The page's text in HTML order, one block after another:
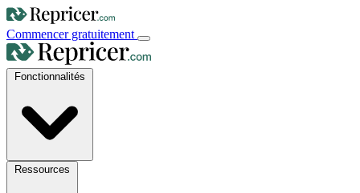
Commencer gratuitement